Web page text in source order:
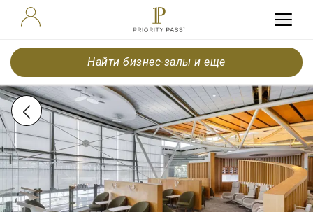
Найти бизнес-залы и еще